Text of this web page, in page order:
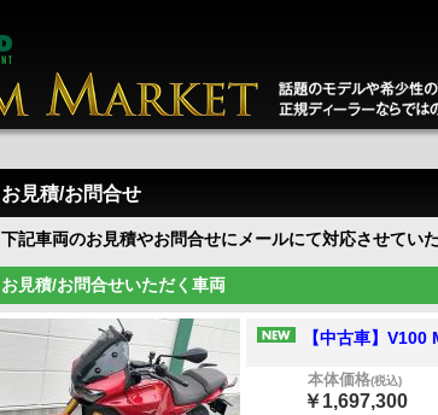
お見積/お問合せ
下記車両のお見積やお問合せにメールにて対応させてい
お見積/お問合せいただく車両
【中古車】
本体価格(税込)
￥1,697,300